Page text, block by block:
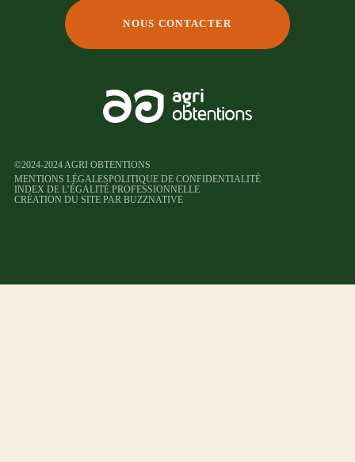
NOUS CONTACTER
©2024-2024 AGRI OBTENTIONS
MENTIONS LÉGALESPOLITIQUE DE CONFIDENTIALITÉ
INDEX DE L’ÉGALITÉ PROFESSIONNELLE
CRÉATION DU SITE PAR BUZZNATIVE